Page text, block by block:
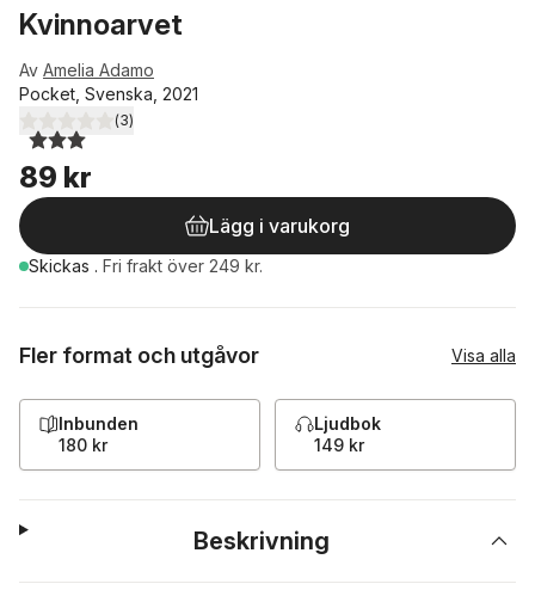
Kvinnoarvet
Av Amelia Adamo
Pocket, Svenska, 2021
3,0utav 5 stjärnor. Totalt antal röster:
(3)
89 kr
Lägg i varukorg
Skickas . Fri frakt över 249 kr.
Fler format och utgåvor Visa alla
Inbunden
180 kr
Ljudbok
149 kr
Beskrivning